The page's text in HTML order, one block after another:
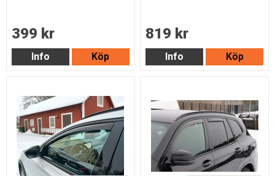
399 kr
Info Köp
819 kr
Info Köp